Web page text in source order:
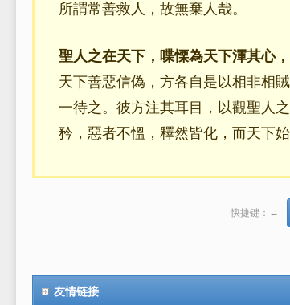
所謂常善救人，故無棄人哉。
聖人之在天下，喋慄為天下渾其心
天下善惡信偽，方各自是以相非相
一待之。彼方注其耳目，以觀聖人
矜，惡者不慍，釋然皆化，而天下始
快捷键：←
友情链接